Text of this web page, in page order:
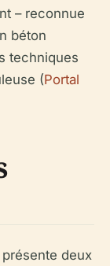
– reconnue
béton
techniques
(Portal
deux